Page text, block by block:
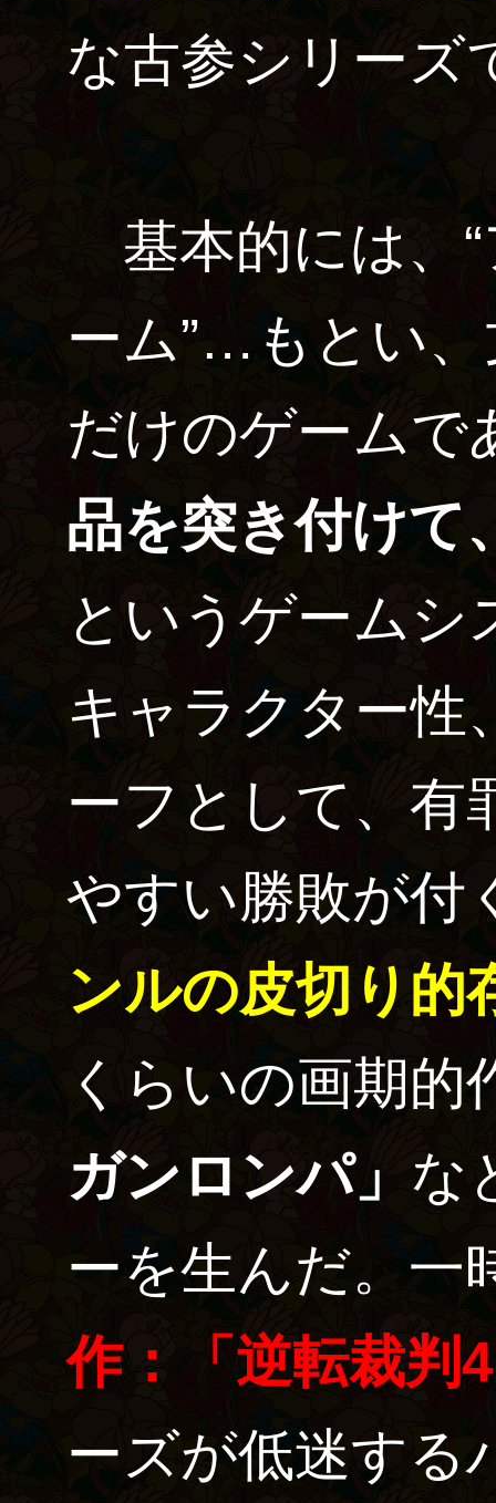
な古参シリーズ
基本的には、
ーム”…もとい
だけのゲームで
品を突き付けて
というゲームシ
キャラクター性
ーフとして、有
やすい勝敗が付
ンルの皮切り的
くらいの画期的
ガンロンパ」 な
ーを生んだ。一
作：「逆転裁判
ーズが低迷する